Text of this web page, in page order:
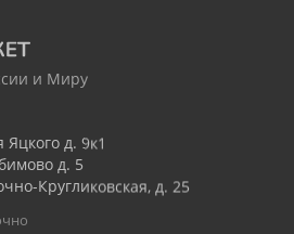
и Миру
Яцкого д. 9к1
д. 5
Кругликовская, д. 25